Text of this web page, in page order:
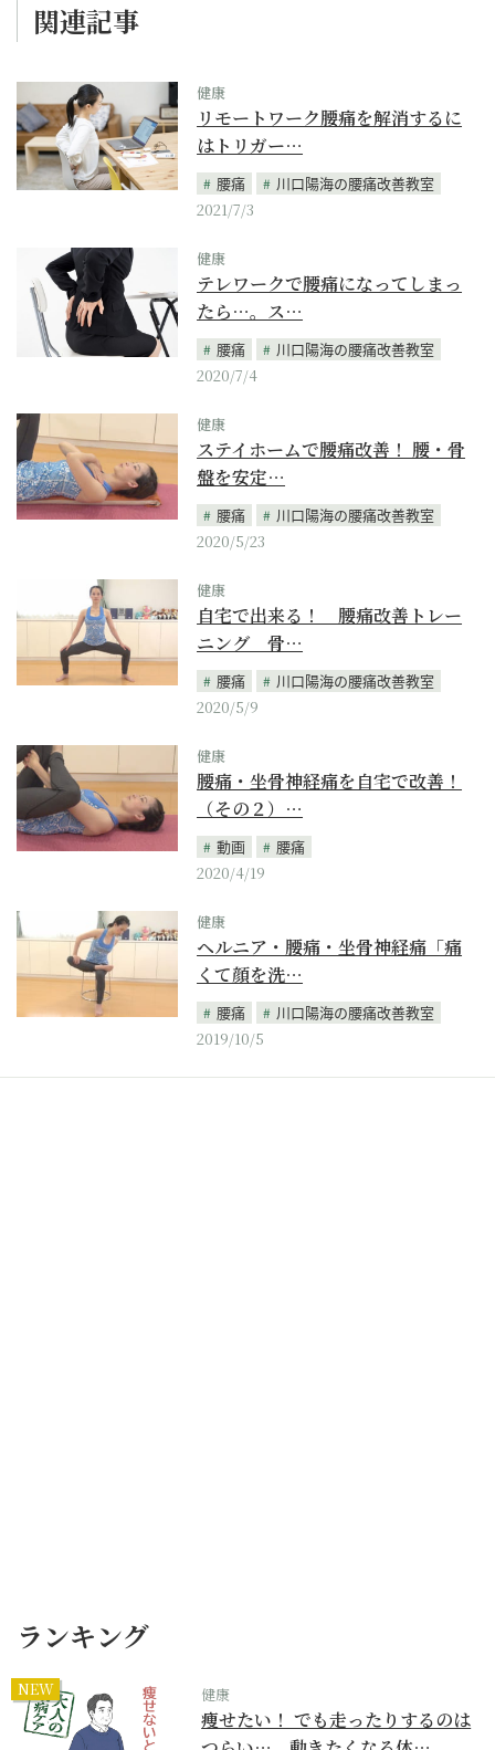
関連記事
健康
リモートワーク腰痛を解消するに
はトリガー…
腰痛
川口陽海の腰痛改善教室
2021/7/3
健康
テレワークで腰痛になってしまっ
たら…。ス…
腰痛
川口陽海の腰痛改善教室
2020/7/4
健康
ステイホームで腰痛改善！ 腰・骨
盤を安定…
腰痛
川口陽海の腰痛改善教室
2020/5/23
健康
自宅で出来る！ 腰痛改善トレー
ニング 骨…
腰痛
川口陽海の腰痛改善教室
2020/5/9
健康
腰痛・坐骨神経痛を自宅で改善！
（その２）…
動画
腰痛
2020/4/19
健康
ヘルニア・腰痛・坐骨神経痛「痛
くて顔を洗…
腰痛
川口陽海の腰痛改善教室
2019/10/5
ランキング
NEW 健康
痩せたい！ でも走ったりするのは